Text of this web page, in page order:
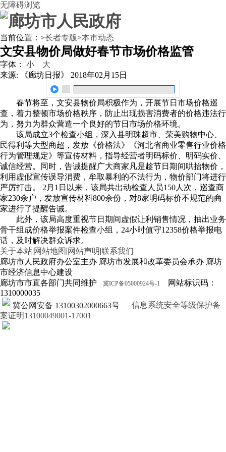
无障碍浏览
当前位置： >长者专版>本市动态
文安县物价局做好春节市场价格监管
字体： 小
大
来源: 《廊坊日报》
2018年02月15日
春节将至，文安县物价局积极作为，开展节日市场价格巡
查，着力整顿市场价格秩序，防止出现损害消费者的价格违法行
为，努力为群众营造一个良好的节日市场价格环境。
该局成立3个检查小组，深入县明珠超市、荣美购物中心、
民得利等大型商超，发放《价格法》《河北省商业零售行业价格
行为管理规定》等宣传材料，指导经营者明码标价、明码实价、
诚信经营。同时，告诫提醒广大商家凡是趁节日期间哄抬物价，
利用虚假宣传误导消费，牟取暴利的不法行为，物价部门将进行
严厉打击。 2月1日以来，该局共出动检查人员150人次，巡查商
家230余户，发放宣传材料800余份，对8家明码标价不规范的商
家进行了提醒告诫。
此外，该局高度重视节日期间虚假让利销售情况，抽出业务
骨干组成价格举报案件检查小组，24小时值守12358价格举报电
话，及时解决群众诉求。
关于本站|网站地图 |网站声明|联系我们
廊坊市人民政府办公室主办 廊坊市发展和改革委员会承办 廊坊
市经济信息中心建设
廊坊市市直各部门共同维护
冀ICP备05000924号-1
网站标识码：
1310000035
冀公网安备 13100302000663号
信息系统安全等级保护备
案证明13100049001-17001